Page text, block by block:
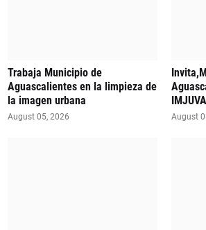
Trabaja Municipio de
Aguascalientes en la limpieza de
la imagen urbana
August 05, 2026 August